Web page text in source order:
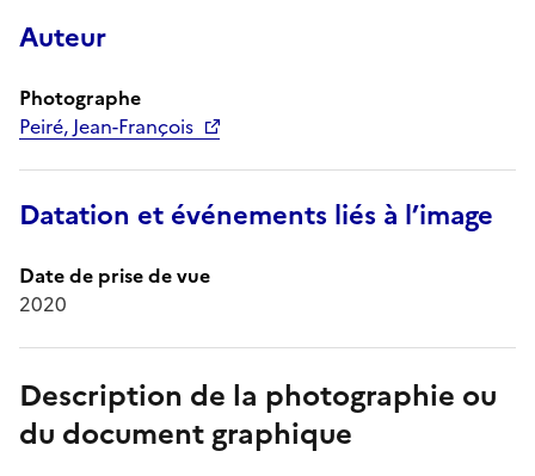
Auteur
Photographe
Peiré, Jean-François
Datation et événements liés à l’image
Date de prise de vue
2020
Description de la photographie ou
du document graphique